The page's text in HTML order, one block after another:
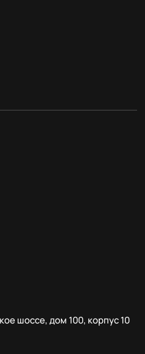
шоссе, дом 100, корпус 10